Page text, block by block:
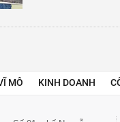
MÔ KINH DOANH